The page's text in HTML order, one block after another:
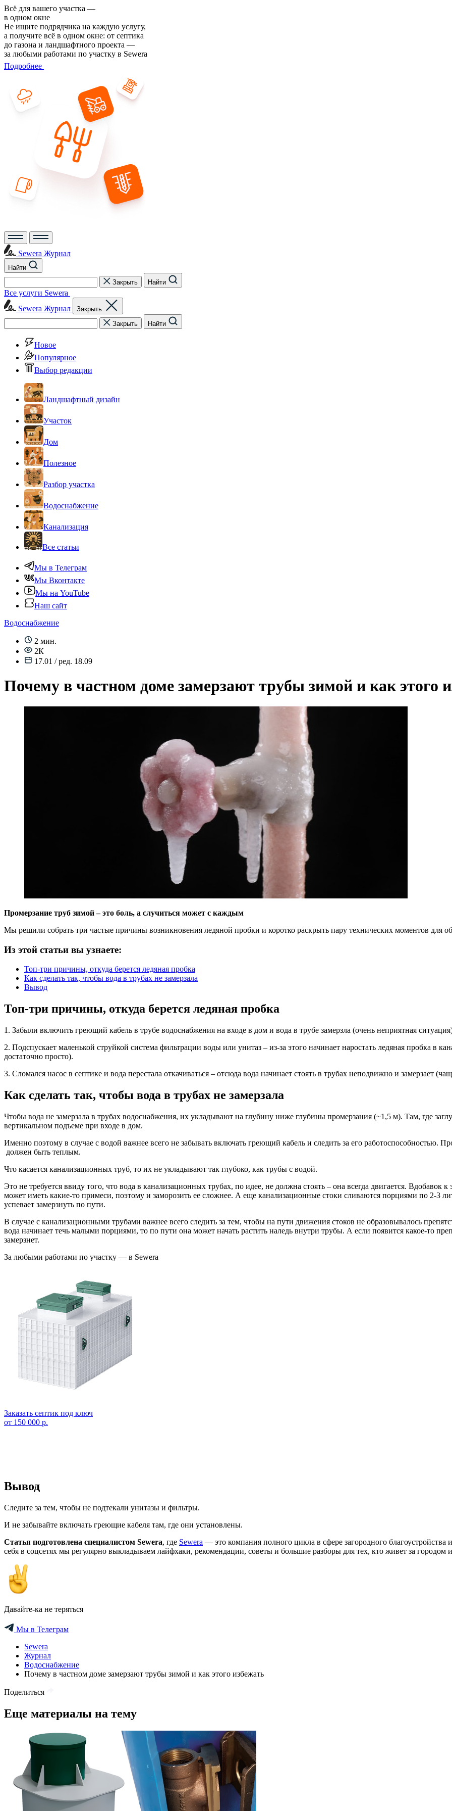
Всё для вашего участка —
в одном окне
Не ищите подрядчика на каждую услугу,
а получите всё в одном окне: от септика
до газона и ландшафтного проекта —
за любыми работами по участку в Sewera
Подробнее
Sewera Журнал
Найти
Закрыть
Найти
Все услуги Sewera
Sewera Журнал
Закрыть
Закрыть
Найти
Новое
Популярное
Выбор редакции
Ландшафтный дизайн
Участок
Дом
Полезное
Разбор участка
Водоснабжение
Канализация
Все статьи
Мы в Телеграм
Мы Вконтакте
Мы на YouTube
Наш сайт
Водоснабжение
2 мин.
2К
17.01 / ред. 18.09
Почему в частном доме замерзают трубы зимой и как этого
Промерзание труб зимой – это боль, а случиться может с каждым
Мы решили собрать три частые причины возникновения ледяной пробки и коротко раскрыть пару технических моментов для
Из этой статьи вы узнаете:
Топ-три причины, откуда берется ледяная пробка
Как сделать так, чтобы вода в трубах не замерзала
Вывод
Топ-три причины, откуда берется ледяная пробка
1. Забыли включить греющий кабель в трубе водоснабжения на входе в дом и вода в трубе замерзла (очень неприятная
2. Подспускает маленькой струйкой система фильтрации воды или унитаз – из-за этого начинает наростать ледяная пробка в
достаточно просто).
3. Сломался насос в септике и вода перестала откачиваться – отсюда вода начинает стоять в трубах неподвижно и замерзает
Как сделать так, чтобы вода в трубах не замерзала
Чтобы вода не замерзала в трубах водоснабжения, их укладывают на глубину ниже глубины промерзания (~1,5 м). Там, где
вертикальном подъеме при входе в дом.
Именно поэтому в случае с водой важнее всего не забывать включать греющий кабель и следить за его работоспособностью.
должен быть теплым.
Что касается канализационных труб, то их не укладывают так глубоко, как трубы с водой.
Это не требуется ввиду того, что вода в канализационных трубах, по идее, не должна стоять – она всегда двигается. Вдобавок
может иметь какие-то примеси, поэтому и заморозить ее сложнее. А еще канализационные стоки сливаются порциями по 2-3
успевает замерзнуть по пути.
В случае с канализационными трубами важнее всего следить за тем, чтобы на пути движения стоков не образовывалось
вода начинает течь малыми порциями, то по пути она может начать растить наледь внутри трубы. А если появится какое-то
замерзнет.
За любыми работами по участку — в Sewera
Заказать септик под ключ
от 150 000 р.
Вывод
Следите за тем, чтобы не подтекали унитазы и фильтры.
И не забывайте включать греющие кабеля там, где они установлены.
Статья подготовлена специалистом Sewera, где Sewera — это компания полного цикла в сфере загородного
себя в соцсетях мы регулярно выкладываем лайфхаки, рекомендации, советы и большие разборы для тех, кто живет за городом
Давайте-ка не теряться
Мы в Телеграм
Sewera
Журнал
Водоснабжение
Почему в частном доме замерзают трубы зимой и как этого избежать
Поделиться
Еще материалы на тему